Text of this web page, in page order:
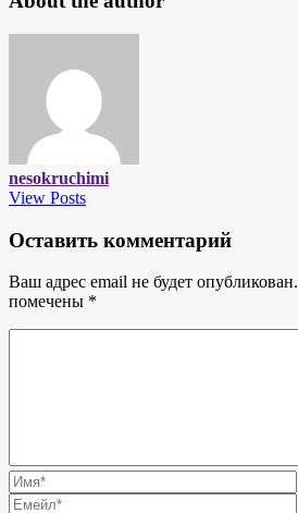
nesokruchimi
View Posts
Оставить комментарий
Ваш адрес email не будет опубликован.
помечены *